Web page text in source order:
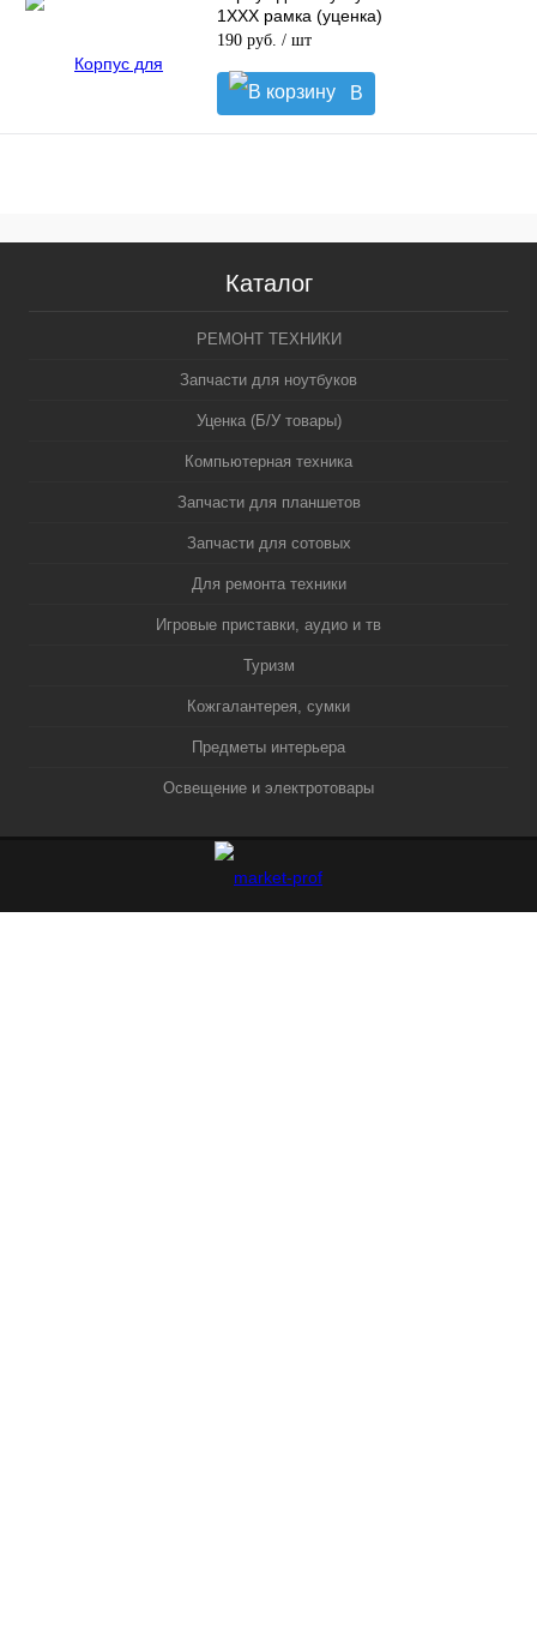
1XXX рамка (уценка)
190 руб. / шт
В
корзину
Каталог
РЕМОНТ ТЕХНИКИ
Запчасти для ноутбуков
Уценка (Б/У товары)
Компьютерная техника
Запчасти для планшетов
Запчасти для сотовых
Для ремонта техники
Игровые приставки, аудио и тв
Туризм
Кожгалантерея, сумки
Предметы интерьера
Освещение и электротовары